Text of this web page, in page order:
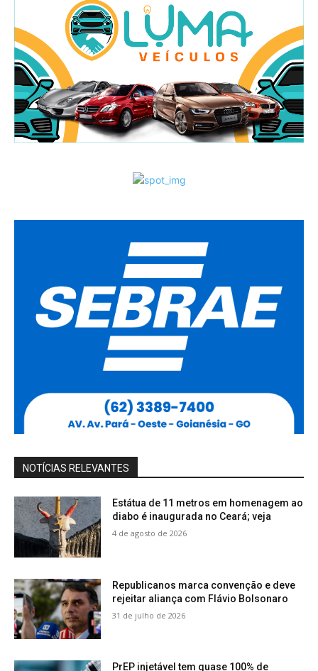
NOTÍCIAS RELEVANTES
Estátua de 11 metros em homenagem ao
diabo é inaugurada no Ceará; veja
4 de agosto de 2026
Republicanos marca convenção e deve
rejeitar aliança com Flávio Bolsonaro
31 de julho de 2026
PrEP injetável tem quase 100% de